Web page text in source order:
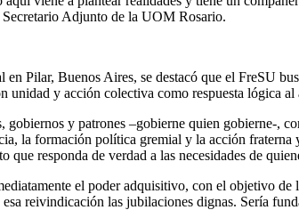
Secretario Adjunto de la UOM Rosario.
Pilar, Buenos Aires, se destacó que el FreSU
unidad y acción colectiva como respuesta lógica
y patrones –gobierne quien gobierne-,
la formación política gremial y la acción
responda de verdad a las necesidades de
el poder adquisitivo, con el objetivo
reivindicación las jubilaciones dignas. Sería